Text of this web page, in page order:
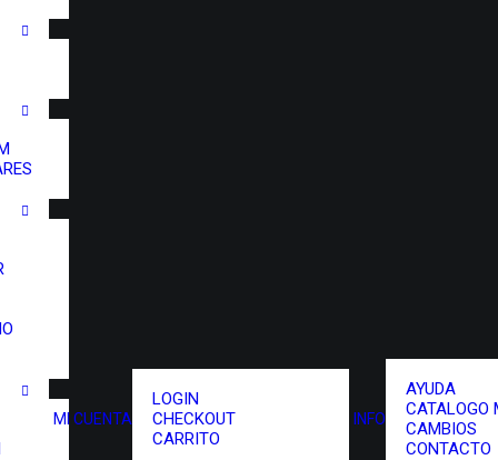
MI CUENTA
LOGIN
CHECKOUT
CARRITO
INFO
AYUDA
CATALOGO
CAMBIOS
CONTACTO